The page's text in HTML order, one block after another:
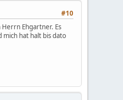
#10
Ehgartner. Es
mich hat halt bis dato